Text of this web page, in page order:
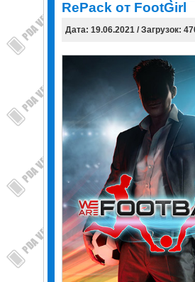
RePack от FootGirl
Дата: 19.06.2021 / Загрузок: